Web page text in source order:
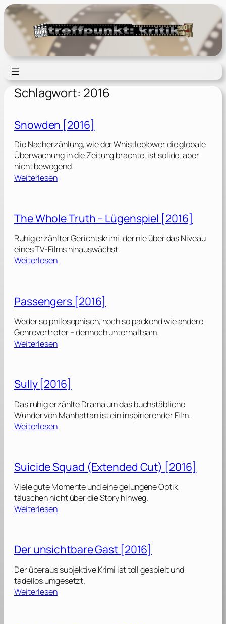
Zum
Inhalt
springen
Schlagwort: 2016
Snowden [2016]
Die Nacherzählung, wie der Whistleblower die globale
Überwachung in die Zeitung brachte, ist solide, aber
nicht bewegend.
Weiterlesen:
w
d
e
n
[
1
6
]
The Whole Truth – Lügenspiel [2016]
Ruhig erzählter Gerichtskrimi, der nie über das Niveau
eines TV-Films hinauswächst.
Weiterlesen:
W
h
o
l
e
u
t
h
–
L
e
n
s
p
i
e
2
1
6
]
Passengers [2016]
Weder so philosophisch, noch so packend wie andere
Genrevertreter – dennoch unterhaltsam.
Weiterlesen:
s
n
g
e
[
2
0
1
6
Sully [2016]
Das ruhig erzählte Drama um das buchstäbliche
Wunder von Manhattan ist ein inspirierender Film.
Weiterlesen:
l
y
[
2
0
]
Suicide Squad (Extended Cut) [2016]
Viele gute Momente und eine gelungene Optik
täuschen nicht über die Story hinweg.
Weiterlesen:
c
d
e
S
Der unsichtbare Gast [2016]
Der überaus subjektive Krimi ist toll gespielt und
tadellos umgesetzt.
Weiterlesen: